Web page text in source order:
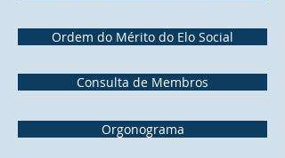
Ordem do Mérito do Elo Social
Consulta de Membros
Orgonograma